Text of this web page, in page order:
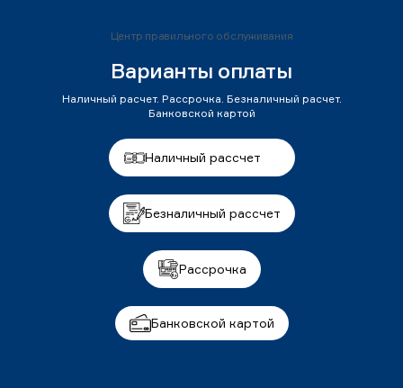
Центр правильного обслуживания
Варианты оплаты
Наличный расчет. Рассрочка. Безналичный расчет.
Банковской картой
Наличный рассчет
Безналичный рассчет
Рассрочка
Банковской картой